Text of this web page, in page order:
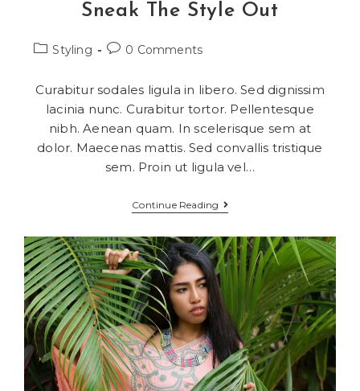
Sneak The Style Out
Styling 0 Comments
Curabitur sodales ligula in libero. Sed dignissim
lacinia nunc. Curabitur tortor. Pellentesque
nibh. Aenean quam. In scelerisque sem at
dolor. Maecenas mattis. Sed convallis tristique
sem. Proin ut ligula vel…
Continue Reading